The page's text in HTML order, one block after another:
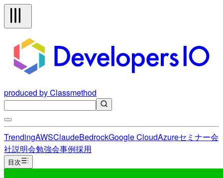
produced by Classmethod
TrendingAWSClaudeBedrockGoogle CloudAzureセミナー会
社説明会勉強会事例採用
目次